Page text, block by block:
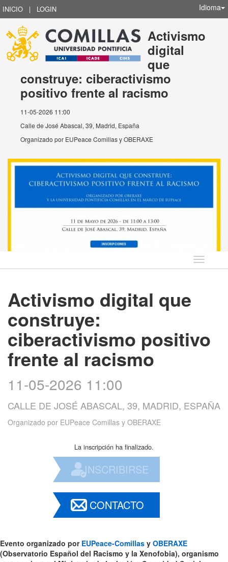
INICIO | LOGIN Idioma
Activismo
digital
que
construye: ciberactivismo
positivo frente al racismo
11-05-2026 11:00
Calle de José Abascal, 39, Madrid, España
Organizado por EUPeace Comillas y OBERAXE
Idioma
Activismo digital que
construye:
ciberactivismo positivo
frente al racismo
11-05-2026 11:00
CALLE DE JOSÉ ABASCAL, 39, MADRID, ESPAÑA
Organizado por EUPeace Comillas y OBERAXE
La inscripción ha finalizado.
INSCRIBIRSE
CONTACTO
Evento organizado por EUPeace-Comillas y OBERAXE
(Observatorio Español del Racismo y la Xenofobia), organismo